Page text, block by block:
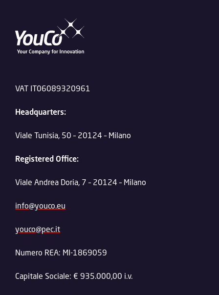
VAT IT06089320961
Headquarters:
Viale Tunisia, 50 – 20124 – Milano
Registered Office:
Viale Andrea Doria, 7 – 20124 – Milano
info@youco.eu
youco@pec.it
Numero REA: MI-1869059
Capitale Sociale: € 935.000,00 i.v.